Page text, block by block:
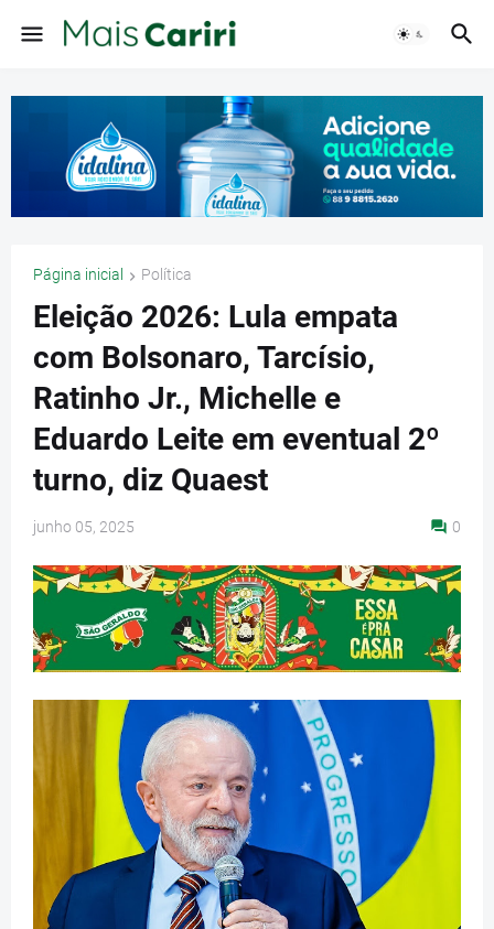
Página inicial Política
Eleição 2026: Lula empata
com Bolsonaro, Tarcísio,
Ratinho Jr., Michelle e
Eduardo Leite em eventual 2º
turno, diz Quaest
junho 05, 2025 0